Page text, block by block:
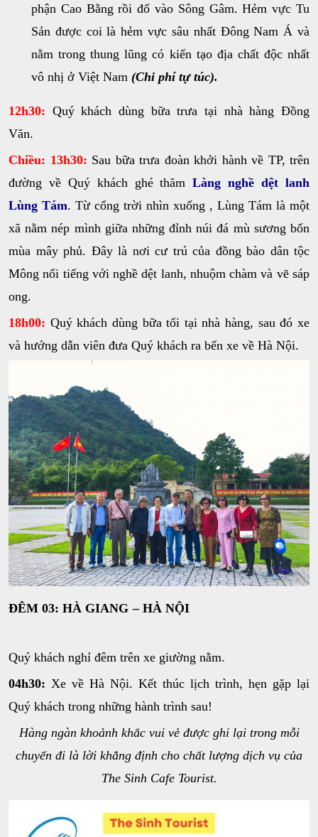
phận Cao Bằng rồi đổ vào Sông Gâm. Hẻm vực Tu
Sản được coi là hẻm vực sâu nhất Đông Nam Á và
nằm trong thung lũng có kiến tạo địa chất độc nhất
vô nhị ở Việt Nam (Chi phí tự túc).
12h30: Quý khách dùng bữa trưa tại nhà hàng Đồng
Văn.
Chiều: 13h30: Sau bữa trưa đoàn khởi hành về TP, trên
đường về Quý khách ghé thămLàng nghề dệt lanh
Lùng Tám. Từ cổng trời nhìn xuống , Lùng Tám là một
xã nằm nép mình giữa những đỉnh núi đá mù sương bốn
mùa mây phủ. Đây là nơi cư trú của đồng bào dân tộc
Mông nổi tiếng với nghề dệt lanh, nhuộm chàm và vẽ sáp
ong.
18h00: Quý khách dùng bữa tối tại nhà hàng, sau đó xe
và hướng dẫn viên đưa Quý khách ra bến xe về Hà Nội.
ĐÊM 03: HÀ GIANG – HÀ NỘI
Quý khách nghỉ đêm trên xe giường nằm.
04h30: Xe về Hà Nội. Kết thúc lịch trình, hẹn gặp lại
Quý khách trong những hành trình sau!
Hàng ngàn khoảnh khắc vui vẻ được ghi lại trong mỗi
chuyến đi là lời khẳng định cho chất lượng dịch vụ của
The Sinh Cafe Tourist.